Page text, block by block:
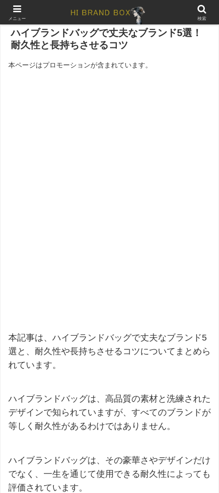
ハイブランドバッグで丈夫なブランド5選！
耐久性と長持ちさせるコツ
本ページはプロモーションが含まれています。
本記事は、ハイブランドバッグで丈夫なブランド5
選と、耐久性や長持ちさせるコツについてまとめら
れています。
ハイブランドバッグは、高品質の素材と洗練された
デザインで知られていますが、すべてのブランドが
等しく耐久性があるわけではありません。
ハイブランドバッグは、その豪華さやデザインだけ
でなく、一生を通じて使用できる耐久性によっても
評価されています。
メニュー 検索